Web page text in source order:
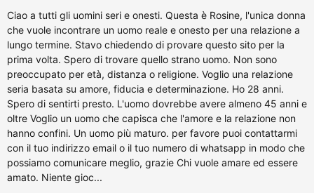
Ciao a tutti gli uomini seri e onesti. Questa è Rosine, l'unica donna
che vuole incontrare un uomo reale e onesto per una relazione a
lungo termine. Stavo chiedendo di provare questo sito per la
prima volta. Spero di trovare quello strano uomo. Non sono
preoccupato per età, distanza o religione. Voglio una relazione
seria basata su amore, fiducia e determinazione. Ho 28 anni.
Spero di sentirti presto. L'uomo dovrebbe avere almeno 45 anni e
oltre Voglio un uomo che capisca che l'amore e la relazione non
hanno confini. Un uomo più maturo. per favore puoi contattarmi
con il tuo indirizzo email o il tuo numero di whatsapp in modo che
possiamo comunicare meglio, grazie Chi vuole amare ed essere
amato. Niente gioc...